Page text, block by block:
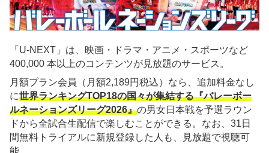
「U-NEXT」は、映画・ドラマ・アニメ・スポーツなど
400,000 本以上のコンテンツが見放題のサービス。
月額プラン会員（月額2,189円税込）なら、追加料金なし
に世界ランキングTOP18の国々が集結する『バレーボー
ルネーションズリーグ2026』の男女日本戦を予選ラウン
ドから全試合生配信で楽しむことができる。なお、31日
間無料トライアルに新規登録した人も、見放題で視聴可